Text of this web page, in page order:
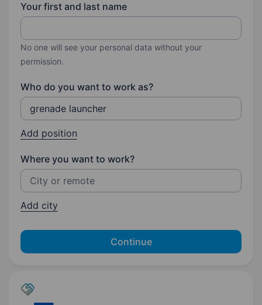
Your first and last name
No one will see your personal data without your
permission.
Who do you want to work as?
Add position
Where you want to work?
Add city
Continue